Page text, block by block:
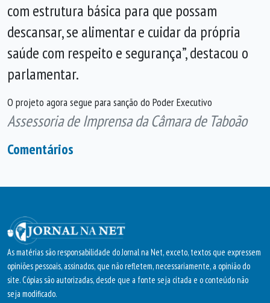
com estrutura básica para que possam
descansar, se alimentar e cuidar da própria
saúde com respeito e segurança”, destacou o
parlamentar.
O projeto agora segue para sanção do Poder Executivo
Assessoria de Imprensa da Câmara de Taboão
Comentários
As matérias são responsabilidade do Jornal na Net, exceto, textos que expressem
opiniões pessoais, assinados, que não refletem, necessariamente, a opinião do
site. Cópias são autorizadas, desde que a fonte seja citada e o conteúdo não
seja modificado.